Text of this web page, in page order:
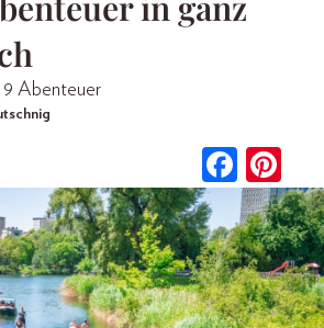
9 Abenteuer